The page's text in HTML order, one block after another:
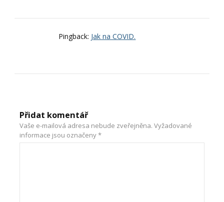
Pingback: Jak na COVID.
Přidat komentář
Vaše e-mailová adresa nebude zveřejněna. Vyžadované
informace jsou označeny*